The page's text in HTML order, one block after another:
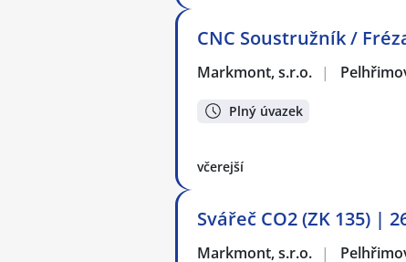
CNC Soustružník /
Markmont, s.r.o. |
Plný úvazek
včerejší
Svářeč CO2 (ZK 135) |
Markmont, s.r.o. |